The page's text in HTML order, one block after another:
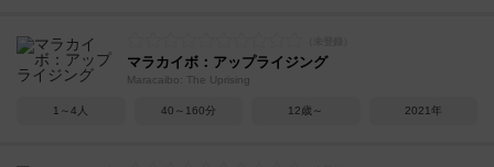
マラカイボ：アップライジング
Maracaibo: The Uprising
1～4人 40～160分 12歳～ 2021年